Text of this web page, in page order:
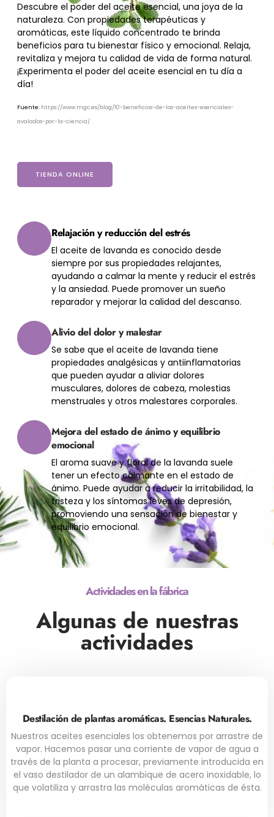
Descubre el poder del aceite esencial, una joya de la
naturaleza. Con propiedades terapéuticas y
aromáticas, este líquido concentrado te brinda
beneficios para tu bienestar físico y emocional. Relaja,
revitaliza y mejora tu calidad de vida de forma natural.
¡Experimenta el poder del aceite esencial en tu día a
día!
Fuente: https://www.mgc.es/blog/10-beneficios-de-los-aceites-esenciales-
avalados-por-la-ciencia/
TIENDA ONLINE
Relajación y reducción del estrés
El aceite de lavanda es conocido desde
siempre por sus propiedades relajantes,
ayudando a calmar la mente y reducir el estrés
y la ansiedad. Puede promover un sueño
reparador y mejorar la calidad del descanso.
Alivio del dolor y malestar
Se sabe que el aceite de lavanda tiene
propiedades analgésicas y antiinflamatorias
que pueden ayudar a aliviar dolores
musculares, dolores de cabeza, molestias
menstruales y otros malestares corporales.
Mejora del estado de ánimo y equilibrio
emocional
El aroma suave y floral de la lavanda suele
tener un efecto calmante en el estado de
ánimo. Puede ayudar a reducir la irritabilidad, la
tristeza y los síntomas leves de depresión,
promoviendo una sensación de bienestar y
equilibrio emocional.
Actividades en la fábrica
Algunas de nuestras
actividades
Destilación de plantas aromáticas. Esencias Naturales.
Nuestros aceites esenciales los obtenemos por arrastre de
vapor. Hacemos pasar una corriente de vapor de agua a
través de la planta a procesar, previamente introducida en
el vaso destilador de un alambique de acero inoxidable, lo
que volatiliza y arrastra las moléculas aromáticas de ésta.